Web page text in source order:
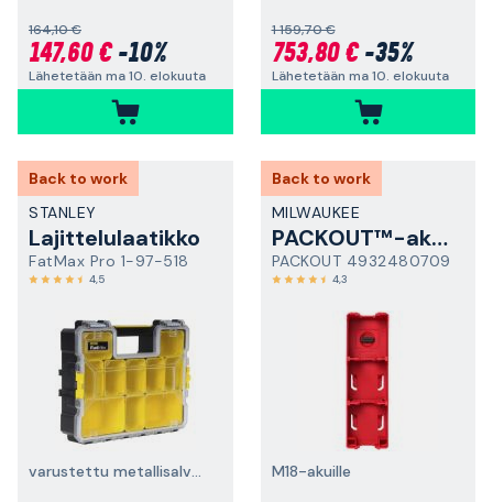
164,10 €
147,60 €-10%
Lähetetään ma 10. elokuuta
1 159,70 €
753,80 €-35%
Lähetetään ma 10. elokuuta
Back to work
STANLEY
Lajittelulaatikko
FatMax Pro 1-97-518
4,5
varustettu metallisalvoilla
Back to work
MILWAUKEE
PACKOUT™-akkupidike
PACKOUT 4932480709
4,3
M18-akuille